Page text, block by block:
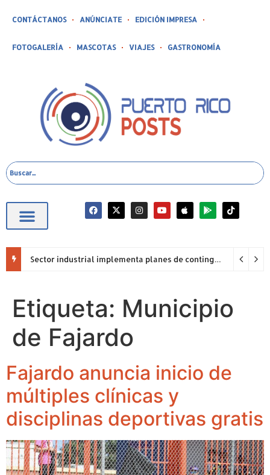
CONTÁCTANOS ANÚNCIATE EDICIÓN IMPRESA
FOTOGALERÍA MASCOTAS VIAJES GASTRONOMÍA
Sector industrial implementa planes de contingencia ante racionamiento de agua y hace un llamado a la eficiencia infraestructural
Etiqueta: Municipio
de Fajardo
Fajardo anuncia inicio de
múltiples clínicas y
disciplinas deportivas gratis